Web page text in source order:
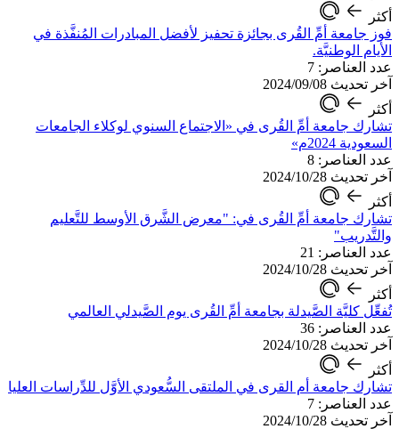
أكثر
فوز جامعة أمِّ القُرى بجائزة تحفيز لأفضل المبادرات المُنفَّذة في
الأيام الوطنيَّة.
عدد العناصر: 7
آخر تحديث 2024/09/08
أكثر
تشارك جامعة أمِّ القُرى في «الاجتماع السنوي لوكلاء الجامعات
السعودية 2024م»
عدد العناصر: 8
آخر تحديث 2024/10/28
أكثر
تشارك جامعة أمِّ القُرى في: "معرض الشَّرق الأوسط للتَّعليم
والتَّدريب"
عدد العناصر: 21
آخر تحديث 2024/10/28
أكثر
تُفعِّل كليَّة الصَّيدلة بجامعة أمِّ القُرى يوم الصَّيدلي العالمي
عدد العناصر: 36
آخر تحديث 2024/10/28
أكثر
تشارك جامعة أم القرى في الملتقى السُّعودي الأوَّل للدِّراسات العليا
عدد العناصر: 7
آخر تحديث 2024/10/28